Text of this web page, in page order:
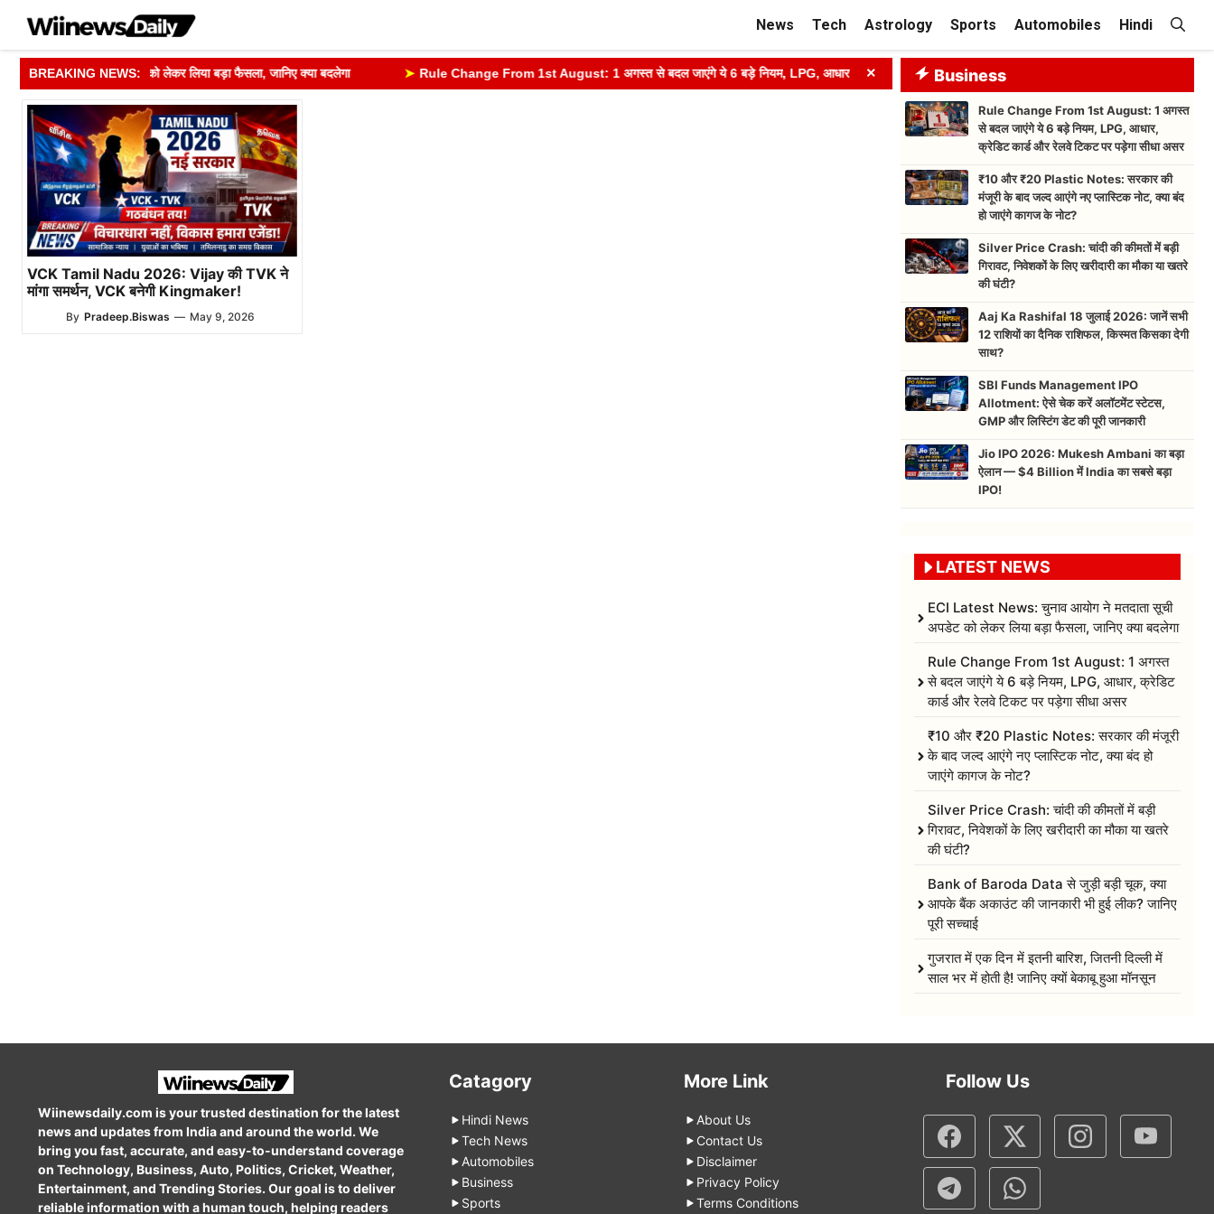
content
News Tech Astrology Sports Automobiles Hindi
BREAKING NEWS:
ने मतदाता सूची अपडेट को लेकर लिया बड़ा फैसला, जानिए क्या बदलेगा Rule Change From 1st August: 1 अगस्त से बदल जाएंगे ये 6 बड़े नियम, LPG, आधार, क्रेडिट कार्ड और रेलवे टिकट पर पड़ेगा सीधा असर
×
VCK Tamil Nadu 2026: Vijay की TVK ने
मांगा समर्थन, VCK बनेगी Kingmaker!
By Pradeep.Biswas — May 9, 2026
Business
Rule Change From 1st August: 1 अगस्त
से बदल जाएंगे ये 6 बड़े नियम, LPG, आधार,
क्रेडिट कार्ड और रेलवे टिकट पर पड़ेगा सीधा असर
₹10 और ₹20 Plastic Notes: सरकार की
मंजूरी के बाद जल्द आएंगे नए प्लास्टिक नोट, क्या बंद
हो जाएंगे कागज के नोट?
Silver Price Crash: चांदी की कीमतों में बड़ी
गिरावट, निवेशकों के लिए खरीदारी का मौका या खतरे
की घंटी?
Aaj Ka Rashifal 18 जुलाई 2026: जानें सभी
12 राशियों का दैनिक राशिफल, किस्मत किसका देगी
साथ?
SBI Funds Management IPO
Allotment: ऐसे चेक करें अलॉटमेंट स्टेटस,
GMP और लिस्टिंग डेट की पूरी जानकारी
Jio IPO 2026: Mukesh Ambani का बड़ा
ऐलान — $4 Billion में India का सबसे बड़ा
IPO!
LATEST NEWS
ECI Latest News: चुनाव आयोग ने मतदाता सूची
अपडेट को लेकर लिया बड़ा फैसला, जानिए क्या बदलेगा
Rule Change From 1st August: 1 अगस्त
से बदल जाएंगे ये 6 बड़े नियम, LPG, आधार, क्रेडिट
कार्ड और रेलवे टिकट पर पड़ेगा सीधा असर
₹10 और ₹20 Plastic Notes: सरकार की मंजूरी
के बाद जल्द आएंगे नए प्लास्टिक नोट, क्या बंद हो
जाएंगे कागज के नोट?
Silver Price Crash: चांदी की कीमतों में बड़ी
गिरावट, निवेशकों के लिए खरीदारी का मौका या खतरे
की घंटी?
Bank of Baroda Data से जुड़ी बड़ी चूक, क्या
आपके बैंक अकाउंट की जानकारी भी हुई लीक? जानिए
पूरी सच्चाई
गुजरात में एक दिन में इतनी बारिश, जितनी दिल्ली में
साल भर में होती है! जानिए क्यों बेकाबू हुआ मॉनसून
Wiinewsdaily.com is your trusted destination for the latest
news and updates from India and around the world. We
bring you fast, accurate, and easy-to-understand coverage
on Technology, Business, Auto, Politics, Cricket, Weather,
Entertainment, and Trending Stories. Our goal is to deliver
reliable information with a human touch, helping readers
Catagory
Hindi News
Tech News
Automobiles
Business
Sports
More Link
About Us
Contact Us
Disclaimer
Privacy Policy
Terms Conditions
Follow Us